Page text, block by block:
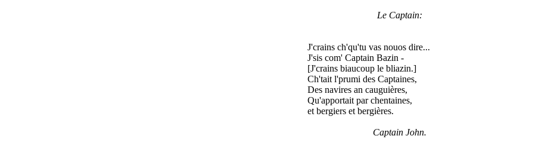
Le Captain:
J'crains ch'qu'tu vas nouos dire...
J'sis com' Captain Bazin -
[J'crains biaucoup le bliazin.]
Ch'tait l'prumi des Captaines,
Des navires an cauguières,
Qu'apportait par chentaines,
et bergiers et bergières.
Captain John.